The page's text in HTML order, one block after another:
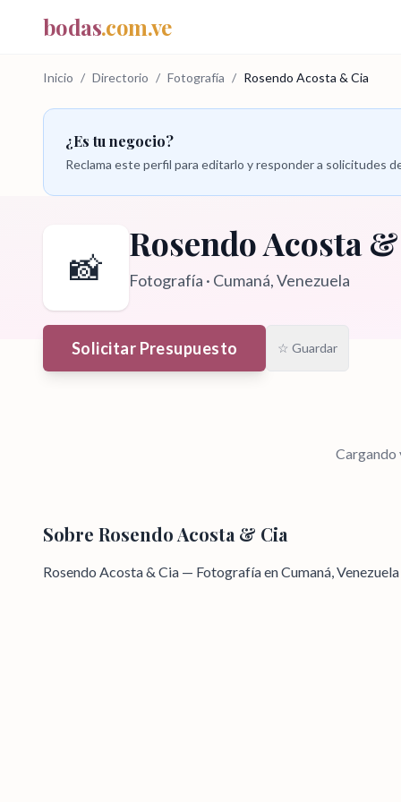
bodas.com.ve
Inicio / Directorio / Fotografía / Rosendo Acosta & Cia
¿Es tu negocio?
Reclama este perfil para editarlo y responder a solicitudes
📸
Rosendo Acosta
Fotografía · Cumaná, Venezuela
Solicitar Presupuesto ☆ Guardar
Cargando
Sobre Rosendo Acosta & Cia
Rosendo Acosta & Cia — Fotografía en Cumaná, Venezuela